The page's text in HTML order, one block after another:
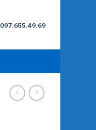
097.655.49.69